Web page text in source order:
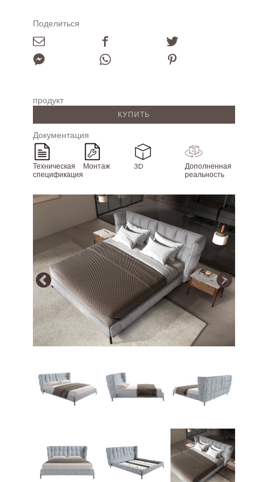
Поделиться
продукт
КУПИТЬ
Документация
Техническая
спецификация
Монтаж 3D
Дополненная
реальность
Array